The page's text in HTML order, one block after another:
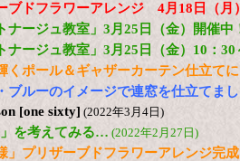
ブドフラワーアレンジ 4月18日（月
ナージュ教室」3月25日（金）開催中
ナージュ教室」3月25日（金）10：
くポール＆ギャザーカーテン仕立て
ブルーのイメージで連窓を仕立てま
[one sixty] (2022年3月4日)
」を考えてみる… (2022年2月27日)
」プリザーブドフラワーアレンジ完